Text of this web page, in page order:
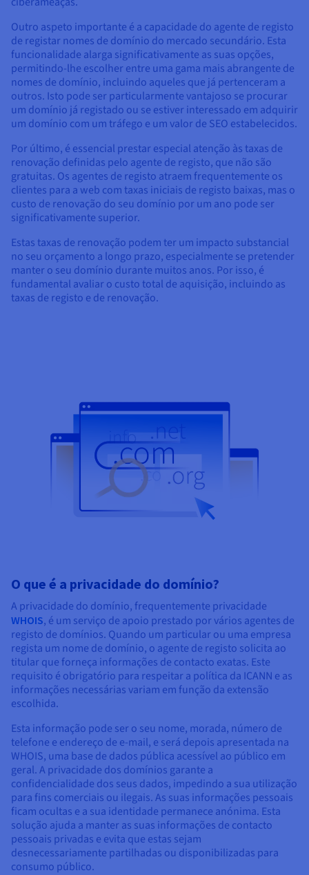
Outro aspeto importante é a capacidade do agente de registo
de registar nomes de domínio do mercado secundário. Esta
funcionalidade alarga significativamente as suas opções,
permitindo-lhe escolher entre uma gama mais abrangente de
nomes de domínio, incluindo aqueles que já pertenceram a
outros. Isto pode ser particularmente vantajoso se procurar
um domínio já registado ou se estiver interessado em adquirir
um domínio com um tráfego e um valor de SEO estabelecidos.
Por último, é essencial prestar especial atenção às taxas de
renovação definidas pelo agente de registo, que não são
gratuitas. Os agentes de registo atraem frequentemente os
clientes para a web com taxas iniciais de registo baixas, mas o
custo de renovação do seu domínio por um ano pode ser
significativamente superior.
Estas taxas de renovação podem ter um impacto substancial
no seu orçamento a longo prazo, especialmente se pretender
manter o seu domínio durante muitos anos. Por isso, é
fundamental avaliar o custo total de aquisição, incluindo as
taxas de registo e de renovação.
O que é a privacidade do domínio?
A privacidade do domínio, frequentemente privacidade
WHOIS, é um serviço de apoio prestado por vários agentes de
registo de domínios. Quando um particular ou uma empresa
regista um nome de domínio, o agente de registo solicita ao
titular que forneça informações de contacto exatas. Este
requisito é obrigatório para respeitar a política da ICANN e as
informações necessárias variam em função da extensão
escolhida.
Esta informação pode ser o seu nome, morada, número de
telefone e endereço de e-mail, e será depois apresentada na
WHOIS, uma base de dados pública acessível ao público em
geral. A privacidade dos domínios garante a
confidencialidade dos seus dados, impedindo a sua utilização
para fins comerciais ou ilegais. As suas informações pessoais
ficam ocultas e a sua identidade permanece anónima. Esta
solução ajuda a manter as suas informações de contacto
pessoais privadas e evita que estas sejam
desnecessariamente partilhadas ou disponibilizadas para
consumo público.